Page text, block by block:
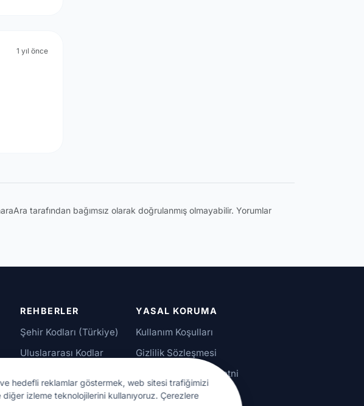
hedefli reklamlar göstermek, web sitesi trafiğimizi
izleme teknolojilerini kullanıyoruz. Çerezlere
1 yıl önce
tarafından bağımsız olarak doğrulanmış olmayabilir. Yorumlar
REHBERLER
Şehir Kodları (Türkiye)
Uluslararası Kodlar
YASAL KORUMA
Kullanım Koşulları
Gizlilik Sözleşmesi
KVKK Aydınlatma Metni
Çerez Ayarları